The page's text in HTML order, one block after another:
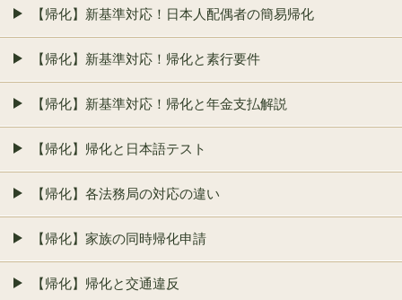
【帰化】新基準対応！日本人配偶者の簡易帰化
【帰化】新基準対応！帰化と素行要件
【帰化】新基準対応！帰化と年金支払解説
【帰化】帰化と日本語テスト
【帰化】各法務局の対応の違い
【帰化】家族の同時帰化申請
【帰化】帰化と交通違反